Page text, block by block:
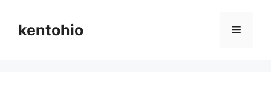
contentkentohio Menu